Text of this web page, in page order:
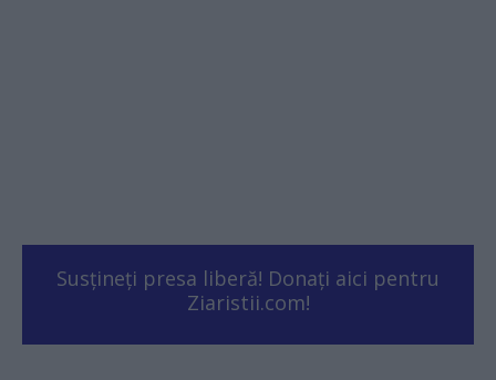
Susțineți presa liberă! Donați aici pentru
Ziaristii.com!